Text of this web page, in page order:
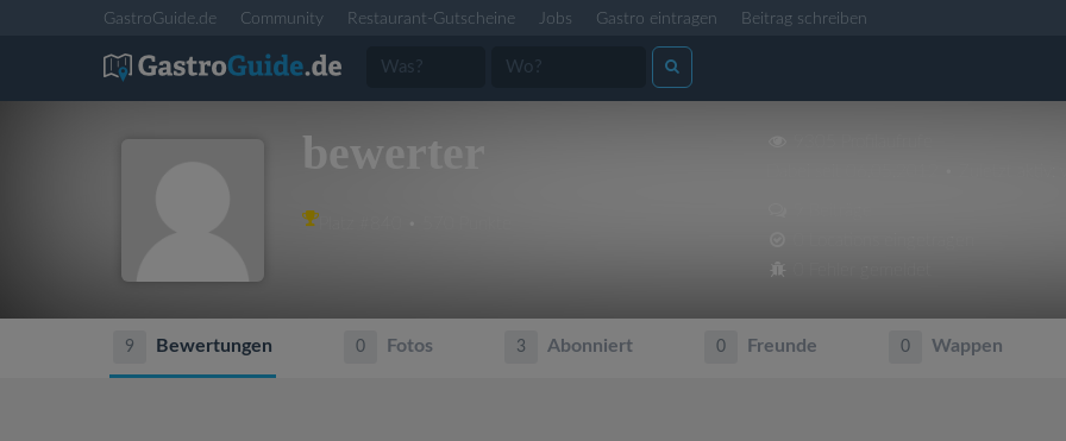
GastroGuide.de Community Restaurant-Gutscheine Jobs Gastro eintragen Beitrag schreiben
bewerter
9 Bewertungen 0 Fotos 3 Abonniert 0 Freunde 0 Wappen